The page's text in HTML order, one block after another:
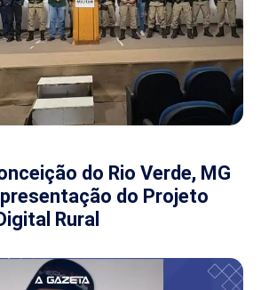
do Rio Verde, MG
do Projeto
Rural